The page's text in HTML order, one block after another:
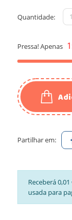
Quantidade:
Pressa! Apenas
Partilhar em:
Receberá
usada para